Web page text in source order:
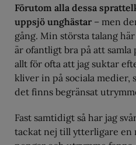
Förutom alla dessa
uppsjö unghästar – men
gång. Min största talang
är ofantligt bra på att
allt för ofta att jag suktar
kliver in på sociala medier,
det finns begränsat
Fast samtidigt så har jag
tackat nej till ytterligare en